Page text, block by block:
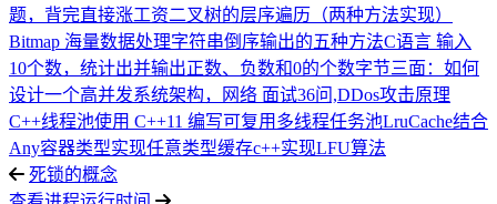
题，背完直接涨工资二叉树的层序遍历（两种方法实现）
Bitmap 海量数据处理字符串倒序输出的五种方法C语言 输入
10个数，统计出并输出正数、负数和0的个数字节三面：如何
设计一个高并发系统架构，网络 面试36问,DDos攻击原理
C++线程池使用 C++11 编写可复用多线程任务池LruCache结合
Any容器类型实现任意类型缓存c++实现LFU算法
死锁的概念